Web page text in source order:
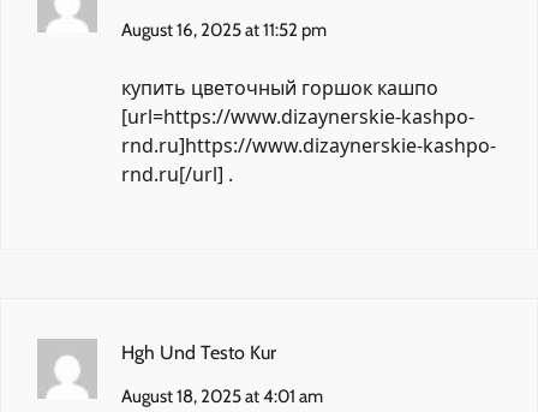
August 16, 2025 at 11:52 pm
купить цветочный горшок кашпо
[url=https://www.dizaynerskie-kashpo-
rnd.ru]https://www.dizaynerskie-kashpo-
rnd.ru[/url] .
Hgh Und Testo Kur
August 18, 2025 at 4:01 am